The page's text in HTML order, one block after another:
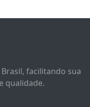
facilitando sua
qualidade.